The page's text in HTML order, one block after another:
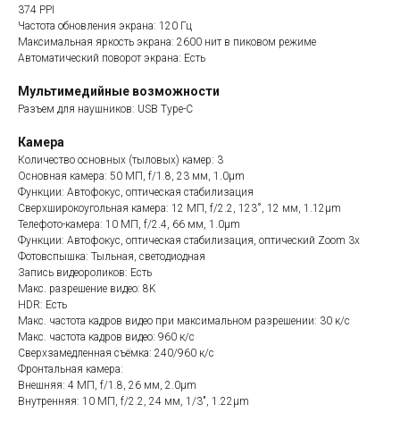
374 PPI
Частота обновления экрана: 120 Гц
Максимальная яркость экрана: 2600 нит в пиковом режиме
Автоматический поворот экрана: Есть
Мультимедийные возможности
Разъем для наушников: USB Type-C
Камера
Количество основных (тыловых) камер: 3
Основная камера: 50 МП, f/1.8, 23 мм, 1.0µm
Функции: Автофокус, оптическая стабилизация
Сверхширокоугольная камера: 12 МП, f/2.2, 123˚, 12 мм, 1.12µm
Телефото-камера: 10 МП, f/2.4, 66 мм, 1.0µm
Функции: Автофокус, оптическая стабилизация, оптический Zoom 3x
Фотовспышка: Тыльная, светодиодная
Запись видеороликов: Есть
Макс. разрешение видео: 8K
HDR: Есть
Макс. частота кадров видео при максимальном разрешении: 30 к/с
Макс. частота кадров видео: 960 к/с
Сверхзамедленная съёмка: 240/960 к/с
Фронтальная камера:
Внешняя: 4 МП, f/1.8, 26 мм, 2.0µm
Внутренняя: 10 МП, f/2.2, 24 мм, 1/3", 1.22µm